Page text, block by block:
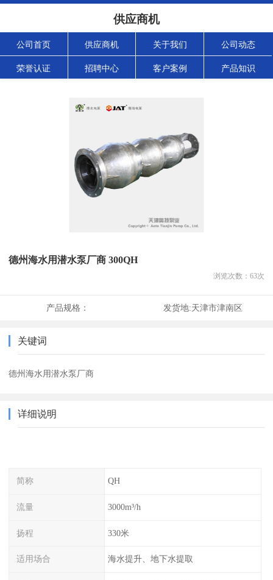
供应商机
公司首页 供应商机 关于我们 公司动态
荣誉认证 招聘中心 客户案例 产品知识
德州海水用潜水泵厂商 300QH
浏览次数： 63次
产品规格： 发货地:天津市津南区
关键词
德州海水用潜水泵厂商
详细说明
简称 QH
流量 3000m³/h
扬程 330米
适用场合 海水提升、地下水提取